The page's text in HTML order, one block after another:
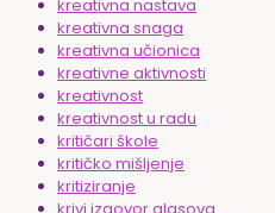
kreativna nastava
kreativna snaga
kreativna učionica
kreativne aktivnosti
kreativnost
kreativnost u radu
kritičari škole
kritičko mišljenje
kritiziranje